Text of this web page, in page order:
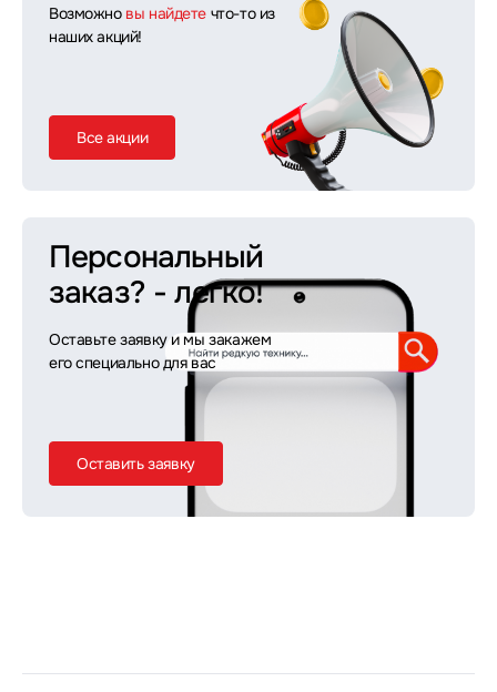
Возможно вы найдете что-то из
наших акций!
Все акции
Персональный
заказ? - легко!
Оставьте заявку и мы закажем
его специально для вас
Оставить заявку